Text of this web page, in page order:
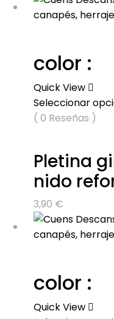
color :
Quick View
Seleccionar
( 0 Reseñas )
Pletina
nido
3,90 €
color :
Quick View